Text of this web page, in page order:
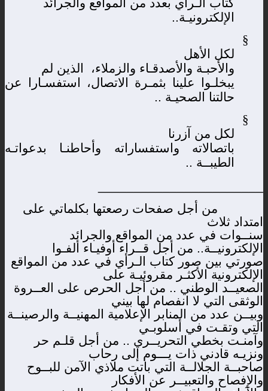
الإلكترونيـة..
§
لكل الأهل
والأحبـة والأصدقـاء والزملاء،
الذين لم
يبخلـوا علينا بثمـرة الاتصال، استفسـارا عن
حالتنا الصحيـة ..
§
لكل من آزرنا
باتصالاته واستفساراته وأحاطنـا بدعواتـه
الطيبــة ..
من أجل صفحات رصعتها بكلماتي على
امتداد ثلاث
سنــوات في عدد من المواقع والجرائد
الإلكترونيــة.. من أجل قــراء أوفيـاء ألفـوا
صورتي بين صور كتاب الـرأي في عدد من المواقع
الإلكترونية الأكثـر مقروئيـة على
الصعيــد الوطني .. من أجل الحرص على العــروة
الوثقى التي لا انفصام لها بيني
وبيــن عدد من المنابر الإعلامية المهنيــة والرصينــة
التي وتقـت في أسلوبـي
وآمنـت بخطي التحريــري .. من أجل قلـم حر
ونزيـه قادني ذات يـــوم إلى رحاب
صاحبــة الجلالــة التي باتت ملاذي الآمن للبــوح
والإفصاح والتعبيــر عن الأفكار